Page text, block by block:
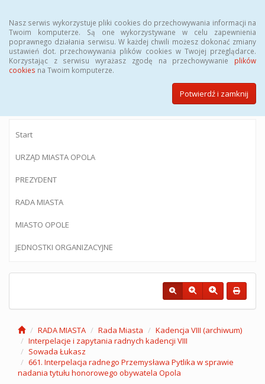
Nasz serwis wykorzystuje pliki cookies do przechowywania informacji na
Twoim komputerze. Są one wykorzystywane w celu zapewnienia
poprawnego działania serwisu. W każdej chwili możesz dokonać zmiany
ustawień dot. przechowywania plików cookies w Twojej przeglądarce.
Korzystając z serwisu wyrażasz zgodę na przechowywanie plików
cookies na Twoim komputerze.
Potwierdź i zamknij
BIULETYN INFORMACJI PUBLICZNEJ
Urzędu Miasta Opola
Start
URZĄD MIASTA OPOLA
PREZYDENT
RADA MIASTA
MIASTO OPOLE
JEDNOSTKI ORGANIZACYJNE
RADA MIASTA Rada Miasta
Kadencja VIII (archiwum)
Interpelacje i zapytania radnych kadencji VIII
Sowada Łukasz
661. Interpelacja radnego Przemysława Pytlika w sprawie
nadania tytułu honorowego obywatela Opola